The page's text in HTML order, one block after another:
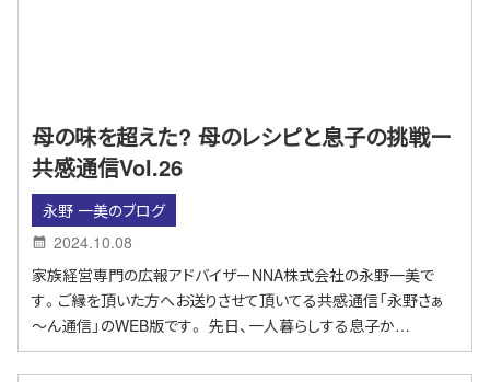
母の味を超えた? 母のレシピと息子の挑戦ー
共感通信Vol.26
永野 一美のブログ
2024.10.08
家族経営専門の広報アドバイザーNNA株式会社の永野一美で
す。ご縁を頂いた方へお送りさせて頂いてる共感通信「永野さぁ
～ん通信」のWEB版です。 先日、一人暮らしする息子か…